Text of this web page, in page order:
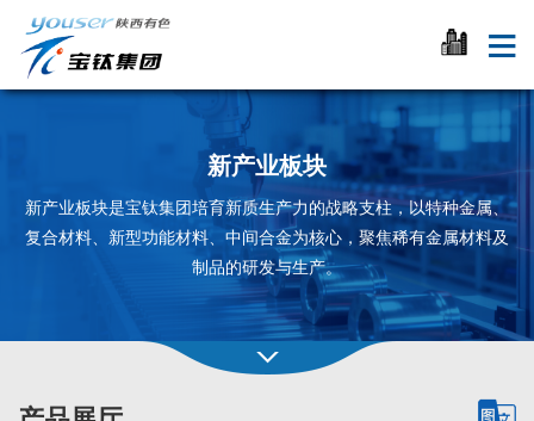
新产业板块
新产业板块是宝钛集团培育新质生产力的战略支柱，以特种金属、
复合材料、新型功能材料、中间合金为核心，聚焦稀有金属材料及
制品的研发与生产。